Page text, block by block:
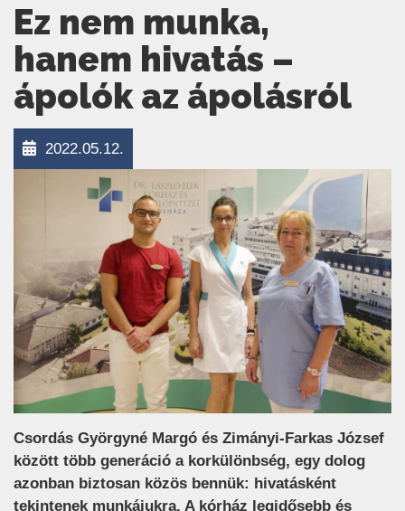
Ez nem munka,
hanem hivatás –
ápolók az ápolásról
2022.05.12.
Csordás Györgyné Margó és Zimányi-Farkas József
között több generáció a korkülönbség, egy dolog
azonban biztosan közös bennük: hivatásként
tekintenek munkájukra. A kórház legidősebb és